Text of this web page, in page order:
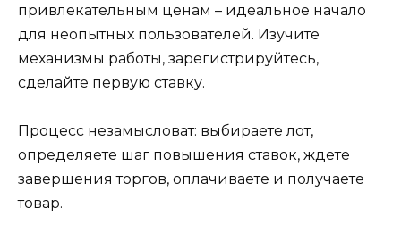
привлекательным ценам – идеальное начало
для неопытных пользователей. Изучите
механизмы работы, зарегистрируйтесь,
сделайте первую ставку.
Процесс незамысловат: выбираете лот,
определяете шаг повышения ставок, ждете
завершения торгов, оплачиваете и получаете
товар.